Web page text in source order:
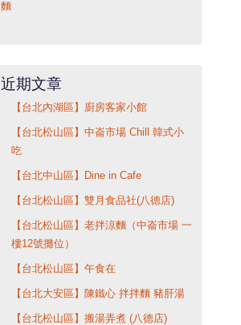
麵
近期文章
【台北內湖區】廚房客家小館
【台北松山區】中崙市場 Chill 韓式小
吃
【台北中山區】Dine in Cafe
【台北松山區】雙月食品社(八德店)
【台北松山區】老拌涼麵（中崙市場 一
樓12號攤位）
【台北松山區】午食在
【台北大安區】陳鐵心 拌拌麵 豬肝湯
【台北松山區】搬湯弄煮 (八德店)